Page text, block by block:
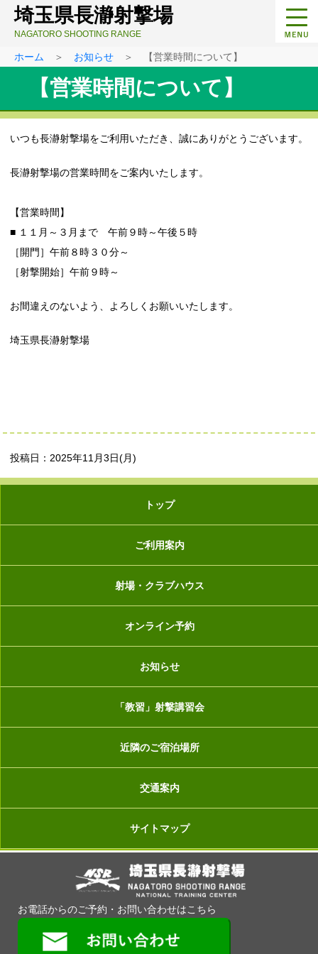
埼玉県長瀞射撃場
NAGATORO SHOOTING RANGE
ホーム ＞ お知らせ ＞ 【営業時間について】
【営業時間について】
いつも長瀞射撃場をご利用いただき、誠にありがとうございます。
長瀞射撃場の営業時間をご案内いたします。
【営業時間】
■ １１月～３月まで 午前９時～午後５時
［開門］午前８時３０分～
［射撃開始］午前９時～
お間違えのないよう、よろしくお願いいたします。
埼玉県長瀞射撃場
投稿日：2025年11月3日(月)
トップ
ご利用案内
射場・クラブハウス
オンライン予約
お知らせ
「教習」射撃講習会
近隣のご宿泊場所
交通案内
サイトマップ
お電話からのご予約・お問い合わせはこちら